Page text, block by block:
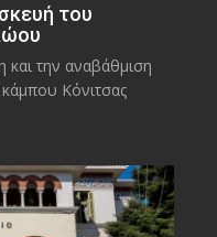
του
και την αναβάθμιση
Κόνιτσας